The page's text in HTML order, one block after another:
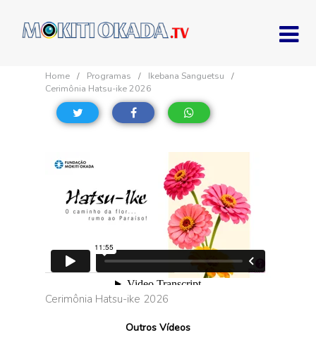
Home Programas
Ikebana Sanguetsu
Cerimônia Hatsu-ike 2026
Cerimônia Hatsu-ike 2026
Outros Vídeos